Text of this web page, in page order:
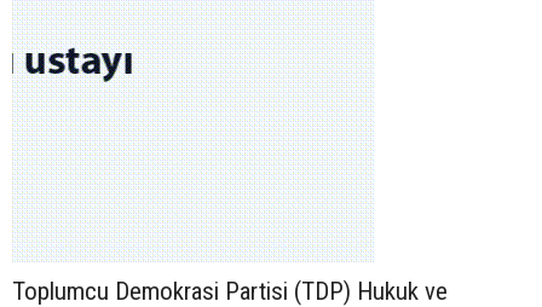
Toplumcu Demokrasi Partisi (TDP) Hukuk ve